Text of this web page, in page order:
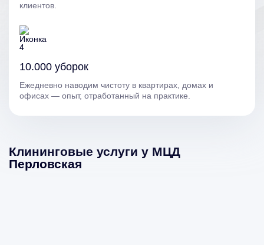
клиентов.
10.000 уборок
Ежедневно наводим чистоту в квартирах, домах и
офисах — опыт, отработанный на практике.
Клининговые услуги у МЦД
Перловская